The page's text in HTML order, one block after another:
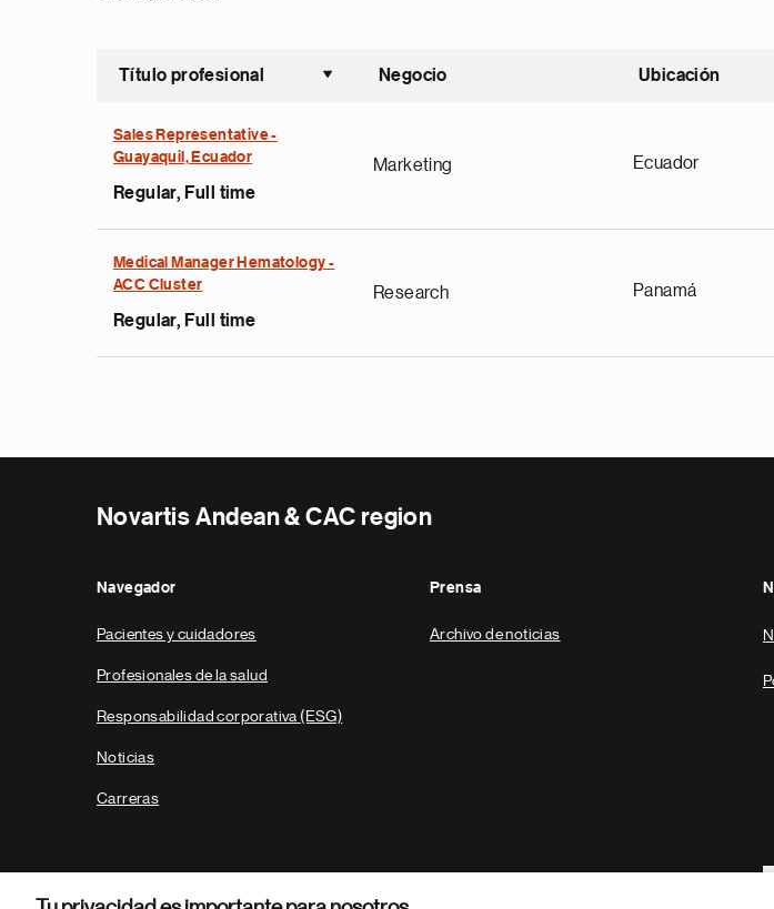
Título profesional
Ordenar ascendente
Negocio Ubicación
Sales Representative -
Guayaquil, Ecuador
Regular, Full time
Marketing Ecuador
Medical Manager Hematology -
ACC Cluster
Regular, Full time
Research Panamá
Novartis Andean & CAC region
Navegador
Pacientes y cuidadores
Profesionales de la salud
Responsabilidad corporativa (ESG)
Noticias
Carreras
Prensa
Archivo de noticias